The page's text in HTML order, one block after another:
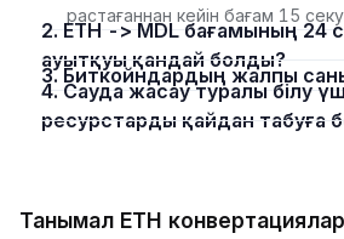
растағаннан кейін бағам 15
2. ETH -> MDL бағамының 24 сағаттық
ауытқуы қандай болды?
3. Биткойндардың жалпы
4. Сауда жасау туралы білу үшін
ресурстарды қайдан табуға
Танымал ETH